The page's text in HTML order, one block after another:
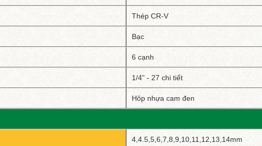
Thép CR-V
Bạc
6 cạnh
1/4" - 27 chi tiết
Hôp nhựa cam đen
4,4.5,5,6,7,8,9,10,11,12,13,14mm